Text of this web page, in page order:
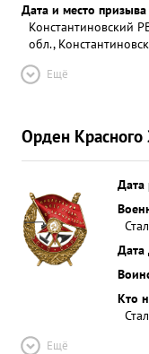
Дата и место призыва
Константиновский
обл.,
Ещё
Орден
Дата
Дата
Кто
Ещё